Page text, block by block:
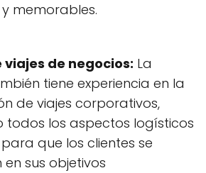
memorables.
viajes de negocios: La
tiene experiencia en la
de viajes corporativos,
todos los aspectos logísticos
que los clientes se
sus objetivos